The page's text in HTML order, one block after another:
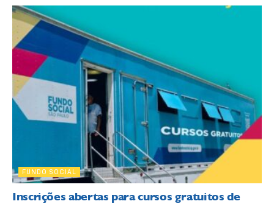
FUNDO SOCIAL
Inscrições abertas para cursos gratuitos de